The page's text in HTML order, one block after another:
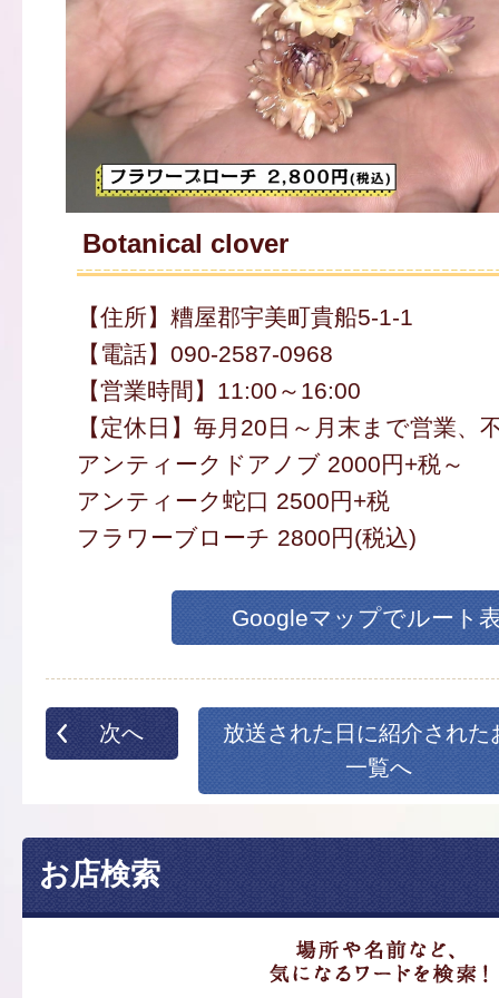
Botanical clover
【住所】糟屋郡宇美町貴船5-1-1
【電話】090-2587-0968
【営業時間】11:00～16:00
【定休日】毎月20日～月末まで営業、
アンティークドアノブ 2000円+税～
アンティーク蛇口 2500円+税
フラワーブローチ 2800円(税込)
Googleマップでルート
次へ
放送された日に紹介された
一覧へ
お店検索